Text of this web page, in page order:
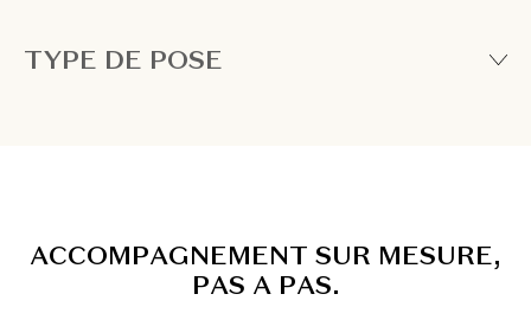
TYPE DE POSE
ACCOMPAGNEMENT SUR MESURE,
PAS A PAS.